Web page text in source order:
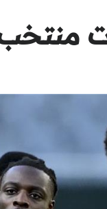
منتخب